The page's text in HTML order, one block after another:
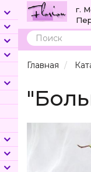
г.
Поиск
Главная